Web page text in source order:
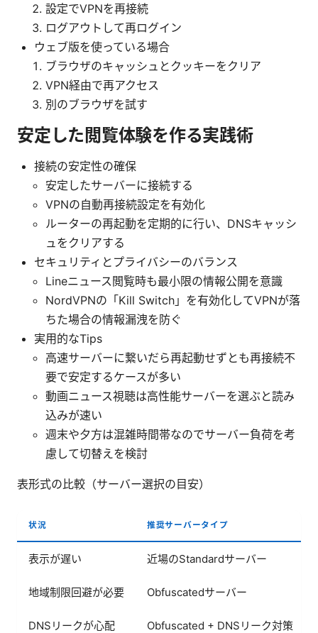
設定でVPNを再接続
ログアウトして再ログイン
ウェブ版を使っている場合
ブラウザのキャッシュとクッキーをクリア
VPN経由で再アクセス
別のブラウザを試す
安定した閲覧体験を作る実践術
接続の安定性の確保
安定したサーバーに接続する
VPNの自動再接続設定を有効化
ルーターの再起動を定期的に行い、DNSキャッシ
ュをクリアする
セキュリティとプライバシーのバランス
Lineニュース閲覧時も最小限の情報公開を意識
NordVPNの「Kill Switch」を有効化してVPNが落
ちた場合の情報漏洩を防ぐ
実用的なTips
高速サーバーに繋いだら再起動せずとも再接続不
要で安定するケースが多い
動画ニュース視聴は高性能サーバーを選ぶと読み
込みが速い
週末や夕方は混雑時間帯なのでサーバー負荷を考
慮して切替えを検討
表形式の比較（サーバー選択の目安）
状況 推奨サーバータイプ
表示が遅い 近場のStandardサーバー
地域制限回避が必要 Obfuscatedサーバー
DNSリークが心配 Obfuscated + DNSリーク対策